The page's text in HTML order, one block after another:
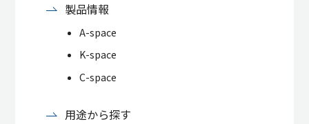
製品情報
A-space
K-space
C-space
用途から探す